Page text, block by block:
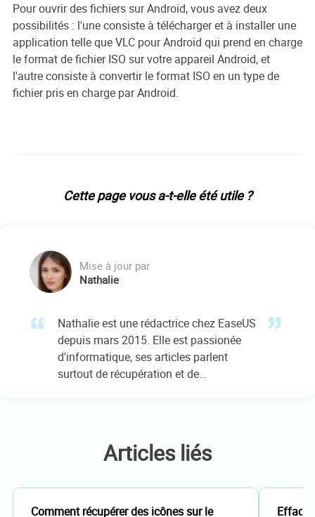
Pour ouvrir des fichiers sur Android, vous avez deux
possibilités : l'une consiste à télécharger et à installer une
application telle que VLC pour Android qui prend en charge
le format de fichier ISO sur votre appareil Android, et
l'autre consiste à convertir le format ISO en un type de
fichier pris en charge par Android.
Cette page vous a-t-elle été utile ?
Mise à jour par
Nathalie
Nathalie est une rédactrice chez EaseUS
depuis mars 2015. Elle est passionée
d'informatique, ses articles parlent
surtout de récupération et de
vous pouvez lui contacter par Facebook
ou Twitter, à bientôt!…
Articles liés
Comment récupérer des icônes sur le